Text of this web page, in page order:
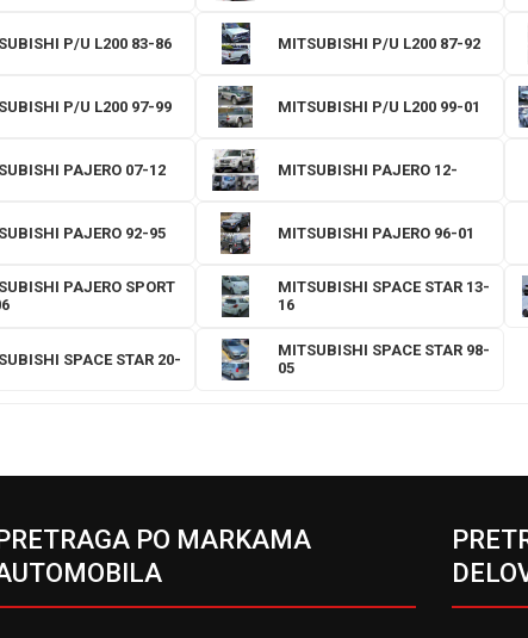
P/U L200 83-86 MITSUBISHI P/U L200 87-92
P/U L200 97-99 MITSUBISHI P/U L200 99-01
PAJERO 07-12 MITSUBISHI PAJERO 12-
PAJERO 92-95 MITSUBISHI PAJERO 96-01
PAJERO SPORT
MITSUBISHI SPACE STAR 13-
16
SPACE STAR 20-
MITSUBISHI SPACE STAR 98-
05
PO MARKAMA